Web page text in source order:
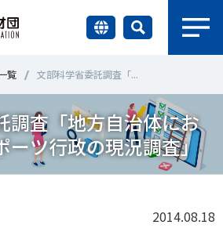
財団情報
研究員紹介
調査・研究
さえるのか ＃部活動
＃日本人の身体活動と健康寿命
覧 文部科学省委託調査「...
調査「地方自治体にお
ーツ行政の現況調査」
2014.08.18